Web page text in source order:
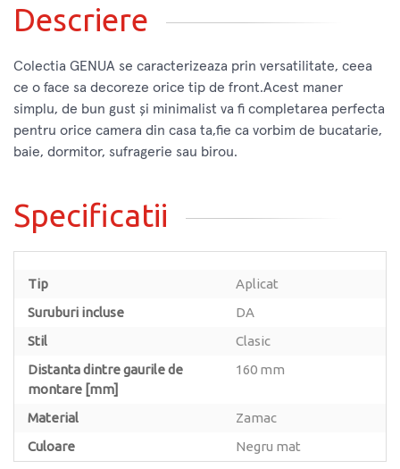
Descriere
Colectia GENUA se caracterizeaza prin versatilitate, ceea
ce o face sa decoreze orice tip de front.Acest maner
simplu, de bun gust și minimalist va fi completarea perfecta
pentru orice camera din casa ta,fie ca vorbim de bucatarie,
baie, dormitor, sufragerie sau birou.
Specificatii
Tip
Aplicat
Suruburi incluse
DA
Stil
Clasic
Distanta dintre gaurile de
montare [mm]
160 mm
Material
Zamac
Culoare
Negru mat